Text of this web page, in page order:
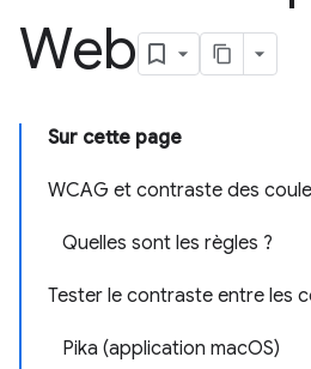
Web
Sur cette page
WCAG et contraste des
Quelles sont les règles ?
Tester le contraste entre les
Pika (application macOS)